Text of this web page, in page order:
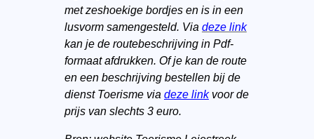
met zeshoekige bordjes en is in een
lusvorm samengesteld. Via deze link
kan je de routebeschrijving in Pdf-
formaat afdrukken. Of je kan de route
en een beschrijving bestellen bij de
dienst Toerisme via deze linkvoor de
prijs van slechts 3 euro.